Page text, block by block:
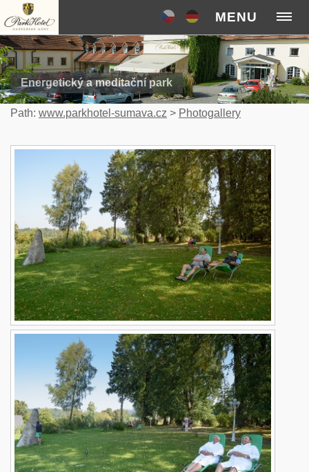
MENU
Energetický a meditační park
Path: www.parkhotel-sumava.cz > Photogallery